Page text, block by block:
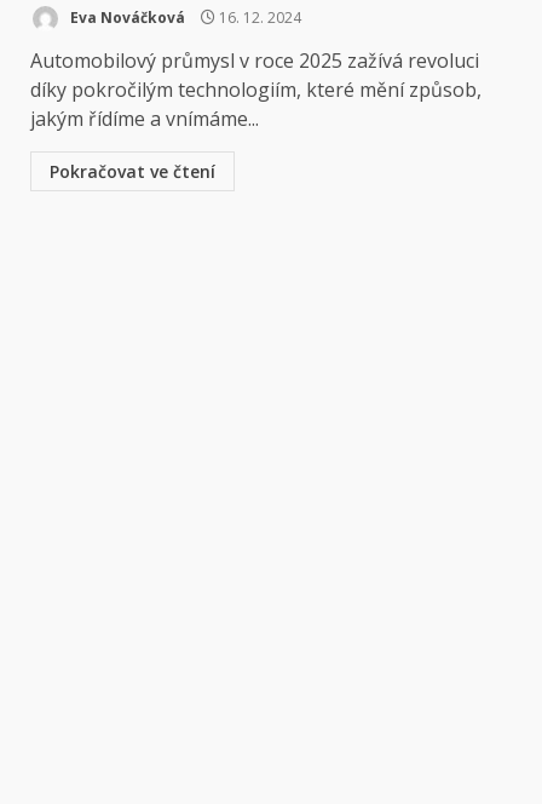
Eva Nováčková 16. 12. 2024
Automobilový průmysl v roce 2025 zažívá revoluci
díky pokročilým technologiím, které mění způsob,
jakým řídíme a vnímáme...
Pokračovat ve čtení